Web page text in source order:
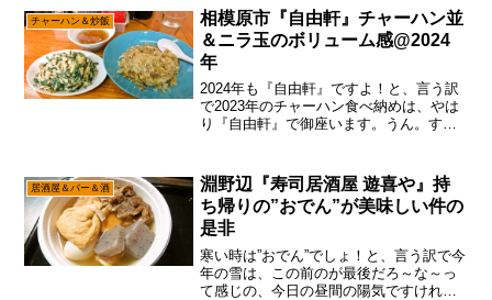
メ”って最強の部類ですんで、数字的に困
った時は『よしの...
チャーハン＆炒飯
相模原市『自由軒』チャーハン並
＆ニラ玉のボリューム感@2024
年
2024年も『自由軒』ですよ！と、言う訳
で2023年のチャーハン食べ納めは、やは
り『自由軒』で御座います。うん。すで
鬼の不定休なので、いつから営業かとは
言えないけれ...
居酒屋＆バー＆酒
淵野辺『寿司居酒屋 遊喜や』持
ち帰りの”おでん”が美味しい件の
是非
寒い時は”おでん”でしょ！と、言う訳で今
年の雪は、この前のが最後だろ～な～っ
て感じの、今日の昼間の陽気ですけれど